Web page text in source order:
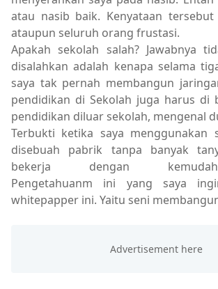
atau nasib baik. Kenyataan
ataupun seluruh orang frustasi.
Apakah sekolah salah? Jawabnya
disalahkan adalah kenapa selama
saya tak pernah membangun
pendidikan di Sekolah juga harus di
pendidikan diluar sekolah, mengenal
Terbukti ketika saya menggunakan
disebuah pabrik tanpa banyak
bekerja dengan kemudahan-
Pengetahuanm ini yang saya
whitepapper ini. Yaitu seni